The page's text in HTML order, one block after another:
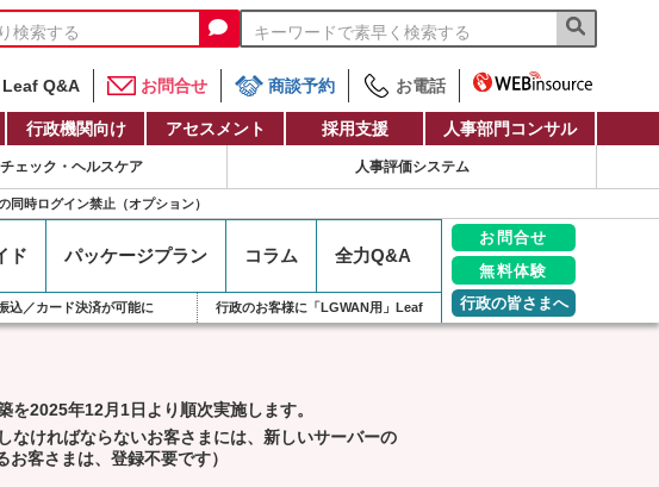
Leaf Q&A お問合せ 商談予約 お電話
行政機関向け アセスメント 採用支援 人事部門コンサル
ェック・ヘルスケア 人事評価システム
同時ログイン禁止（オプション）
ド パッケージプラン コラム 全力Q&A
お問合せ
無料体験
行政の皆さまへ
込／カード決済が可能に 行政のお客様に「LGWAN用」Leaf
2025年12月1日より順次実施します。
なければならないお客さまには、新しいサーバーの
客さまは、登録不要です）